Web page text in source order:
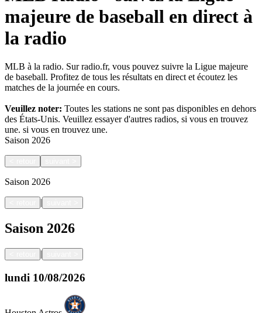
majeure de baseball en direct à
la radio
MLB à la radio. Sur radio.fr, vous pouvez suivre la Ligue majeure
de baseball. Profitez de tous les résultats en direct et écoutez les
matches de la journée en cours.
Veuillez noter: Toutes les stations ne sont pas disponibles en dehors
des États-Unis. Veuillez essayer d'autres radios, si vous en trouvez
une. si vous en trouvez une.
Saison 2026
Saison 2026
|
Saison 2026
|
lundi 10/08/2026